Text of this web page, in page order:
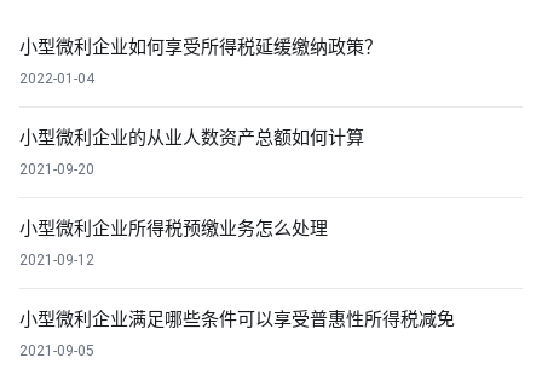
小型微利企业如何享受所得税延缓缴纳政策？
2022-01-04
小型微利企业的从业人数资产总额如何计算
2021-09-20
小型微利企业所得税预缴业务怎么处理
2021-09-12
小型微利企业满足哪些条件可以享受普惠性所得税减免
2021-09-05